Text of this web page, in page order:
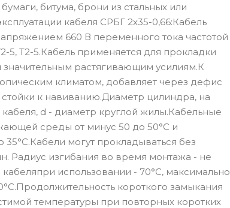
битума, брони из стальных или
кабеля СРБГ 2х35-0,66:Кабель
660 В переменного тока частотой
5, Т2-5.Кабель применяется для прокладки
значительным растягивающим усилиям.К
климатом, добавляет через дефис
к навиванию.Диаметр цилиндра, на
d - диаметр круглой жилы.Кабельные
среды от минус 50 до 50°С и
могут прокладываться без
Радиус изгибания во время монтажа - не
использовании - 70°С, максимально
короткого замыкания
температуры при повторных коротких